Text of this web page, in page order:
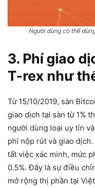
Người dùng có thể
3. Phí giao
T-rex như
Từ 15/10/2019, sàn
giao dịch tại sàn từ 1%
người dùng loại uy tín
phí nộp rút và giao
tất việc xác minh, mức
0.5%. Đây là sự điều
mở rộng thị phần tại